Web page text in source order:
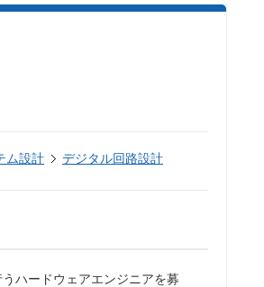
ム設計 デジタル回路設計
ハードウェアエンジニアを募